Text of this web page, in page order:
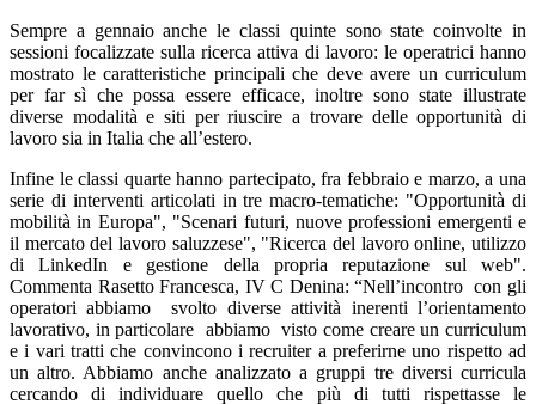
Sempre a gennaio anche le classi quinte sono state coinvolte in
sessioni focalizzate sulla ricerca attiva di lavoro: le operatrici hanno
mostrato le caratteristiche principali che deve avere un curriculum
per far sì che possa essere efficace, inoltre sono state illustrate
diverse modalità e siti per riuscire a trovare delle opportunità di
lavoro sia in Italia che all’estero.
Infine le classi quarte hanno partecipato, fra febbraio e marzo, a una
serie di interventi articolati in tre macro-tematiche: "Opportunità di
mobilità in Europa", "Scenari futuri, nuove professioni emergenti e
il mercato del lavoro saluzzese", "Ricerca del lavoro online, utilizzo
di LinkedIn e gestione della propria reputazione sul web".
Commenta Rasetto Francesca, IV C Denina: “Nell’incontro con gli
operatori abbiamo svolto diverse attività inerenti l’orientamento
lavorativo, in particolare abbiamo visto come creare un curriculum
e i vari tratti che convincono i recruiter a preferirne uno rispetto ad
un altro. Abbiamo anche analizzato a gruppi tre diversi curricula
cercando di individuare quello che più di tutti rispettasse le